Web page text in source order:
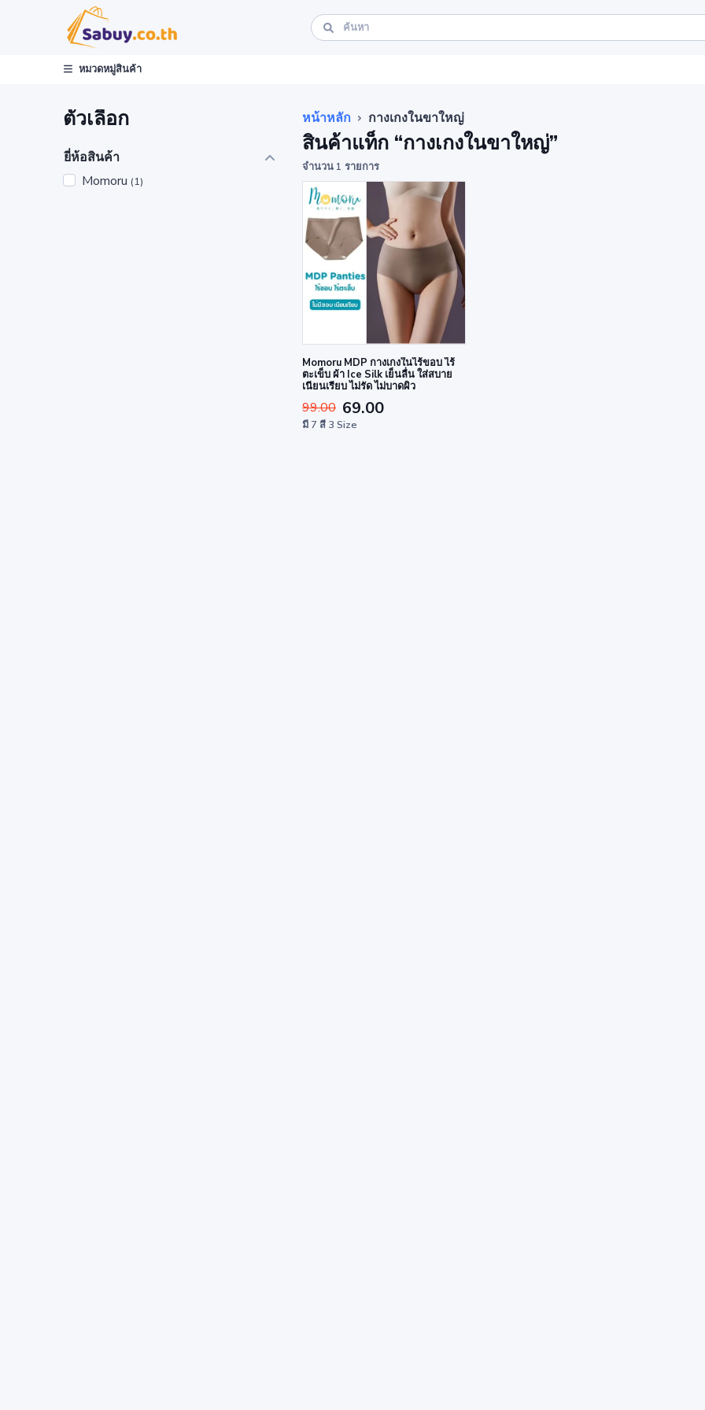
หมวดหมู่สินค้า
ตัวเลือก
ยี่ห้อสินค้า
Momoru (1)
หน้าหลัก กางเกงในขาใหญ่
สินค้าแท็ก “กางเกงในขาใหญ่”
จำนวน 1 รายการ
Momoru MDP กางเกงในไร้ขอบ ไร้
ตะเข็บ ผ้า Ice Silk เย็นลื่น ใส่สบาย
เนียนเรียบ ไม่รัด ไม่บาดผิว
99.00 69.00
มี 7 สี 3 Size